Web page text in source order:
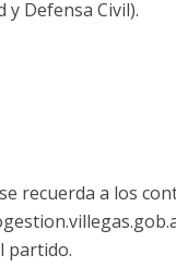
Defensa Civil).
recuerda a los
partido.